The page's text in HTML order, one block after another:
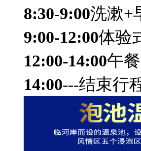
8:30-9:00洗漱+
9:00-12:00体验
12:00-14:00午餐
14:00---结束行